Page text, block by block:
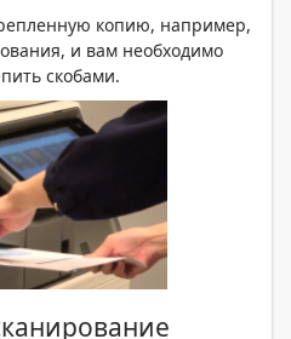
копию, например,
и вам необходимо
скобами.